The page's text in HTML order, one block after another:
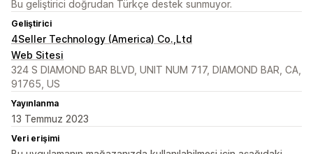
Bu geliştirici doğrudan Türkçe destek sunmuyor.
Geliştirici
4Seller Technology (America) Co.,Ltd
Web Sitesi
324 S DIAMOND BAR BLVD, UNIT NUM 717, DIAMOND BAR, CA,
91765, US
Yayınlanma
13 Temmuz 2023
Veri erişimi